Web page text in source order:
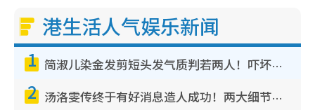
港生活人气娱乐新闻
1 简淑儿染金发剪短头发气质判若两人！吓坏老公麦大力都认不出：“你做什么？”
2 汤洛雯传终于有好消息造人成功！两大细节曝孕味极浓引猜测：大肚婆先会咁！